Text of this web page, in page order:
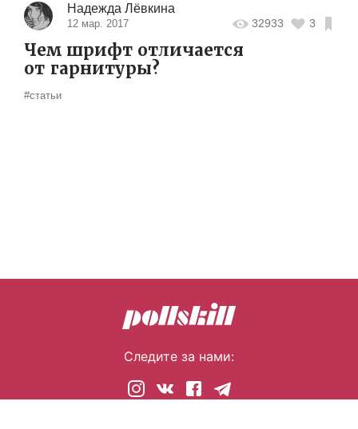
Надежда Лёвкина
12 мар. 2017 32933 3
Чем шрифт отличается
от гарнитуры?
#статьи
Следите за нами: